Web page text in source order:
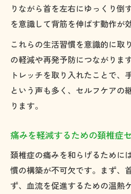
りながら首を左右にゆっくり倒
を意識して背筋を伸ばす動作が
これらの生活習慣を意識的に取
の軽減や再発予防につながりま
トレッチを取り入れたことで、
という声も多く、セルフケアの
ります。
痛みを軽減するための頚椎症
頚椎症の痛みを和らげるために
慣の構築が不可欠です。まず、
ず、血流を促進するための温熱